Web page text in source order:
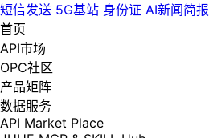
短信发送 5G基站 身份证 AI新闻简报
首页
API市场
OPC社区
产品矩阵
数据服务
API Market Place